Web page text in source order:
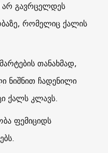
არ გავრცელდეს
რომელიც ქალის
თანახმად,
ნიშნით ჩადენილი
ქალს კლავს.
ფემიციდს